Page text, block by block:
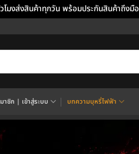
มงส่งสินค้าทุกวัน พร้อมประกันสินค้าถึงมือ
าชิก | เข้าสู่ระบบ บทความบุหรี่ไฟฟ้า